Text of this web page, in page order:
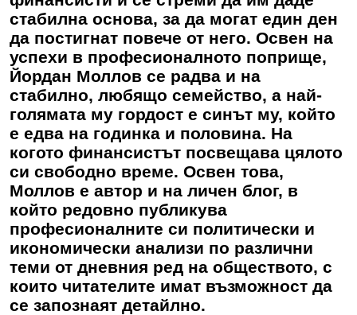
стабилна основа, за да могат един ден
да постигнат повече от него. Освен на
успехи в професионалното поприще,
Йордан Моллов се радва и на
стабилно, любящо семейство, а най-
голямата му гордост е синът му, който
е едва на годинка и половина. На
когото финансистът посвещава цялото
си свободно време. Освен това,
Моллов e автор и на личен блог, в
който редовно публикува
професионалните си политически и
икономически анализи по различни
теми от дневния ред на обществото, с
които читателите имат възможност да
се запознаят детайлно.